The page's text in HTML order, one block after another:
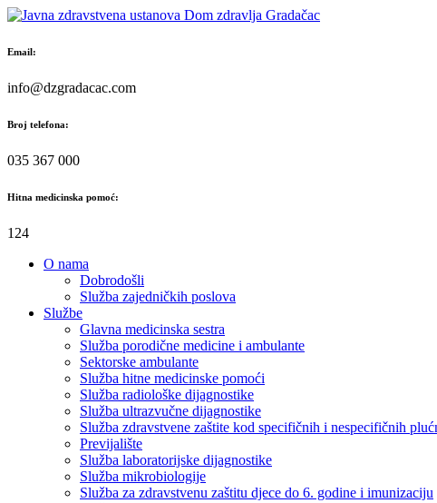
Skip
content
Email:
info@dzgradacac.com
Broj telefona:
035 367 000
Hitna medicinska pomoć:
124
O nama
Dobrodošli
Služba zajedničkih poslova
Službe
Glavna medicinska sestra
Služba porodične medicine i ambulante
Sektorske ambulante
Služba hitne medicinske pomoći
Služba radiološke dijagnostike
Služba ultrazvučne dijagnostike
Služba zdravstvene zaštite kod specifičnih i nespecifičnih
Previjalište
Služba laboratorijske dijagnostike
Služba mikrobiologije
Služba za zdravstvenu zaštitu djece do 6. godine i imunizaciju